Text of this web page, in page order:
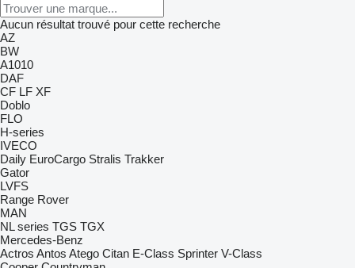
Aucun résultat trouvé pour cette recherche
AZ
BW
A1010
DAF
CF LF XF
Doblo
FLO
H-series
IVECO
Daily EuroCargo Stralis Trakker
Gator
LVFS
Range Rover
MAN
NL series TGS TGX
Mercedes-Benz
Actros Antos Atego Citan E-Class Sprinter V-Class